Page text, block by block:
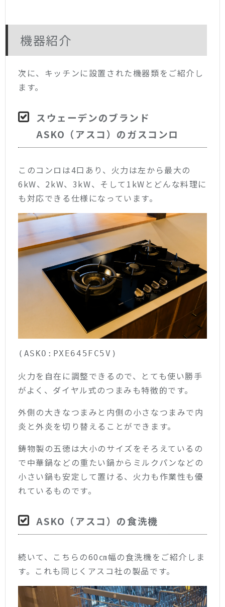
機器紹介
次に、キッチンに設置された機器類をご紹介し
ます。
スウェーデンのブランド
ASKO（アスコ）のガスコンロ
このコンロは4口あり、火力は左から最大の
6kW、2kW、3kW、そして1kWとどんな料理に
も対応できる仕様になっています。
(ASKO:PXE645FC5V)
火力を自在に調整できるので、とても使い勝手
がよく、ダイヤル式のつまみも特徴的です。
外側の大きなつまみと内側の小さなつまみで内
炎と外炎を切り替えることができます。
鋳物製の五徳は大小のサイズをそろえているの
で中華鍋などの重たい鍋からミルクパンなどの
小さい鍋も安定して置ける、火力も作業性も優
れているものです。
ASKO（アスコ）の食洗機
続いて、こちらの60㎝幅の食洗機をご紹介しま
す。これも同じくアスコ社の製品です。